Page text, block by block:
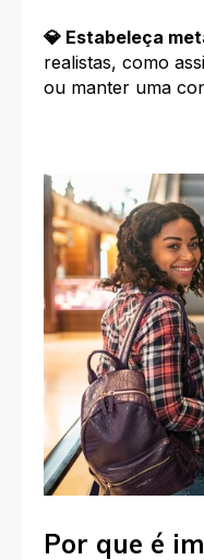
💎 Estabeleça
realistas, como
ou manter uma
Por que é